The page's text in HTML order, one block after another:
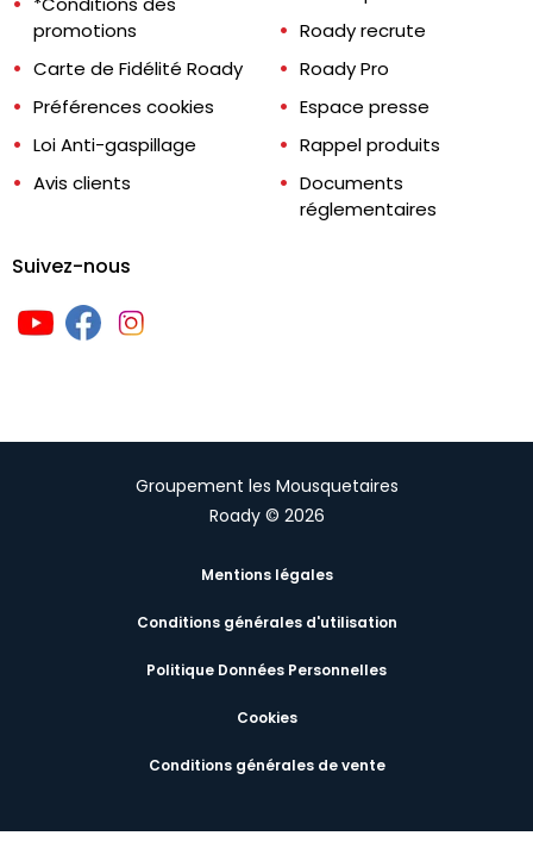
promotions
Carte de Fidélité Roady
Préférences cookies
Loi Anti-gaspillage
Avis clients
Roady recrute
Roady Pro
Espace presse
Rappel produits
Documents
réglementaires
Suivez-nous
Groupement les Mousquetaires
Roady © 2026
Mentions légales
Conditions générales d'utilisation
Politique Données Personnelles
Cookies
Conditions générales de vente